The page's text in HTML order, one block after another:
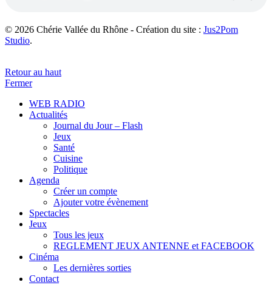
© 2026 Chérie Vallée du Rhône - Création du site : Jus2Pom
Studio.
Retour au haut
Fermer
WEB RADIO
Actualités
Journal du Jour – Flash
Jeux
Santé
Cuisine
Politique
Agenda
Créer un compte
Ajouter votre évènement
Spectacles
Jeux
Tous les jeux
REGLEMENT JEUX ANTENNE et FACEBOOK
Cinéma
Les dernières sorties
Contact